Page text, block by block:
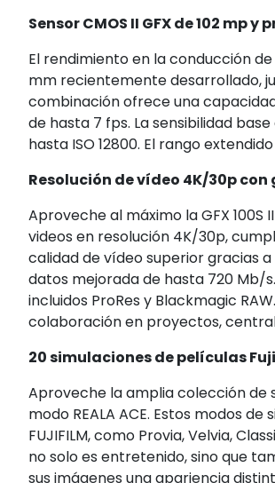
Sensor CMOS II GFX de 102 mp
El rendimiento en la conducción de
mm recientemente desarrollado,
combinación ofrece una
de hasta 7 fps. La sensibilidad
hasta ISO 12800. El rango
Resolución de vídeo 4K/30p
Aproveche al máximo la GFX
videos en resolución 4K/30p,
calidad de vídeo superior gracias
datos mejorada de hasta 720 Mb/
incluidos ProRes y Blackmagic
colaboración en proyectos,
20 simulaciones de películas
Aproveche la amplia colección de
modo REALA ACE. Estos modos
FUJIFILM, como Provia, Velvia,
no solo es entretenido, sino que
sus imágenes una apariencia